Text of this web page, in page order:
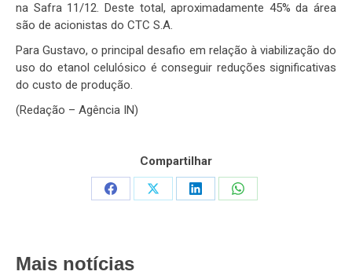
na Safra 11/12. Deste total, aproximadamente 45% da área
são de acionistas do CTC S.A.
Para Gustavo, o principal desafio em relação à viabilização do
uso do etanol celulósico é conseguir reduções significativas
do custo de produção.
(Redação – Agência IN)
Compartilhar
Share
Share
Share
Share
Mais notícias